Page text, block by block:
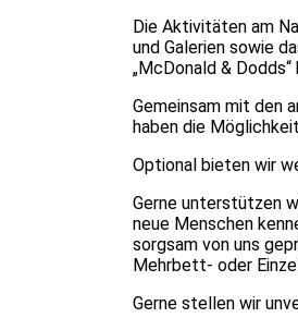
Die Aktivitäten am
und Galerien sowie
„McDonald &
Gemeinsam mit den
haben die
Optional bieten wir
Gerne unterstützen
neue Menschen
sorgsam von uns
Mehrbett- oder
Gerne stellen wir